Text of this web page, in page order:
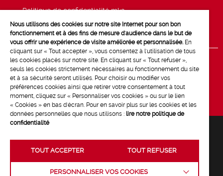
Politique de confidentialité mk2
Mentions légales
Crédits :La Jungle
Nous utilisons des cookies sur notre site Internet pour son bon
fonctionnement et à des fins de mesure d'audience dans le but de
vous offrir une expérience de visite améliorée et personnalisée. En
cliquant sur « Tout accepter », vous consentez à l'utilisation de tous
les cookies placés sur notre site. En cliquant sur « Tout refuser »,
seuls les cookies strictement nécessaires au fonctionnement du site
et à sa sécurité seront utilisés. Pour choisir ou modifier vos
préférences cookies ainsi que retirer votre consentement à tout
moment, cliquez sur « Personnaliser vos cookies » ou sur le lien
« Cookies » en bas d'écran. Pour en savoir plus sur les cookies et les
données personnelles que nous utilisons : lire notre politique de
confidentialité
TOUT ACCEPTER TOUT REFUSER
PERSONNALISER VOS COOKIES